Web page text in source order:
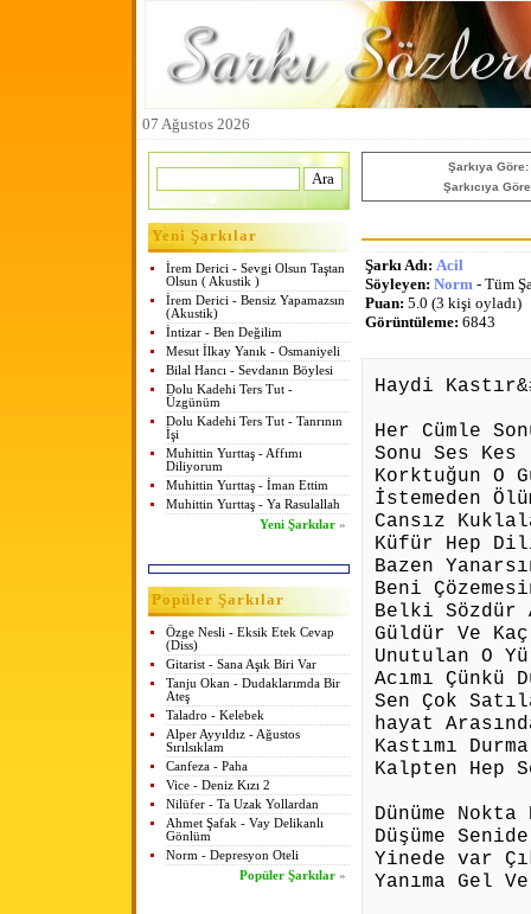
07 Ağustos 2026
Yeni Şarkılar
İrem Derici - Sevgi Olsun Taştan
Olsun ( Akustik )
İrem Derici - Bensiz Yapamazsın
(Akustik)
İntizar - Ben Değilim
Mesut İlkay Yanık - Osmaniyeli
Bilal Hancı - Sevdanın Böylesi
Dolu Kadehi Ters Tut -
Üzgünüm
Dolu Kadehi Ters Tut - Tanrının
İşi
Muhittin Yurttaş - Affımı
Diliyorum
Muhittin Yurttaş - İman Ettim
Muhittin Yurttaş - Ya Rasulallah
Yeni Şarkılar »
Popüler Şarkılar
Özge Nesli - Eksik Etek Cevap
(Diss)
Gitarist - Sana Aşık Biri Var
Tanju Okan - Dudaklarımda Bir
Ateş
Taladro - Kelebek
Alper Ayyıldız - Ağustos
Sırılsıklam
Canfeza - Paha
Vice - Deniz Kızı 2
Nilüfer - Ta Uzak Yollardan
Ahmet Şafak - Vay Delikanlı
Gönlüm
Norm - Depresyon Oteli
Popüler Şarkılar »
Şarkıya Göre:
Şarkıcıya
Şarkı Adı: Acil
Söyleyen: Norm - Tüm
Puan: 5.0 (3 kişi oyladı)
Görüntüleme: 6843
Haydi
Her Cümle
Sonu Ses Kes
Korktuğun O
İstemeden
Cansız
Küfür Hep
Bazen
Beni
Belki Sözdür
Güldür Ve
Unutulan O
Acımı Çünkü
Sen Çok
hayat
Kastımı
Kalpten Hep
Dünüme
Düşüme
Yinede var
Yanıma Gel